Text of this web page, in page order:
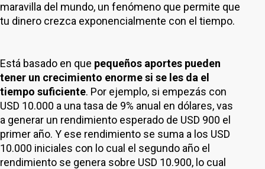
maravilla del mundo, un fenómeno que permite que
tu dinero crezca exponencialmente con el tiempo.
Está basado en que pequeños aportes pueden
tener un crecimiento enorme si se les da el
tiempo suficiente. Por ejemplo, si empezás con
USD 10.000 a una tasa de 9% anual en dólares, vas
a generar un rendimiento esperado de USD 900 el
primer año. Y ese rendimiento se suma a los USD
10.000 iniciales con lo cual el segundo año el
rendimiento se genera sobre USD 10.900, lo cual